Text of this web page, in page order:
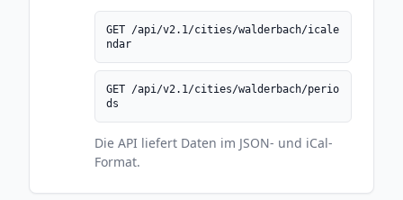
GET /api/v2.1/cities/walderbach/icale
ndar
GET /api/v2.1/cities/walderbach/perio
ds
Die API liefert Daten im JSON- und iCal-
Format.